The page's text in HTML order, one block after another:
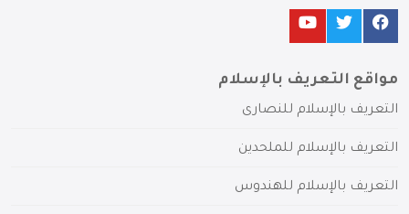
مواقع التعريف بالإسلام
التعريف بالإسلام للنصارى
التعريف بالإسلام للملحدين
التعريف بالإسلام للهندوس